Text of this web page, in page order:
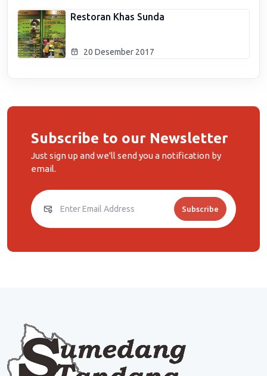
Restoran Khas Sunda
20 Desember 2017
Subscribe to our Newsletter
Just sign up and we'll send you a notification by
email.
Subscribe